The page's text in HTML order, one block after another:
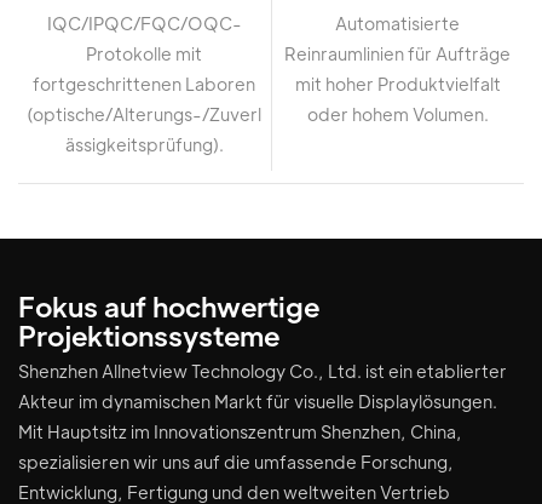
IQC/IPQC/FQC/OQC-
Protokolle mit
fortgeschrittenen Laboren
(optische/Alterungs-/Zuverl
ässigkeitsprüfung).
Automatisierte
Reinraumlinien für Aufträge
mit hoher Produktvielfalt
oder hohem Volumen.
Fokus auf hochwertige
Projektionssysteme
Shenzhen Allnetview Technology Co., Ltd. ist ein etablierter
Akteur im dynamischen Markt für visuelle Displaylösungen.
Mit Hauptsitz im Innovationszentrum Shenzhen, China,
spezialisieren wir uns auf die umfassende Forschung,
Entwicklung, Fertigung und den weltweiten Vertrieb